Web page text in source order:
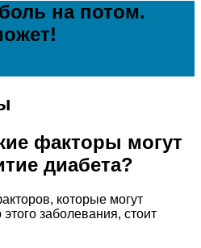
на потом.
факторы могут
диабета?
которые могут
заболевания, стоит